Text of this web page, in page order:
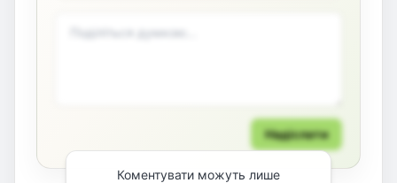
Надіслати
Коментувати можуть лише